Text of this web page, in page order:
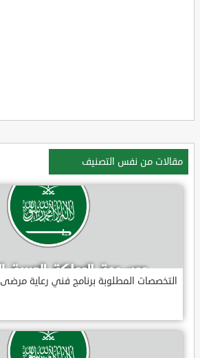
مقالات من نفس التصنيف
التخصصات المطلوبة برنامج فني رعاية مرضى 3